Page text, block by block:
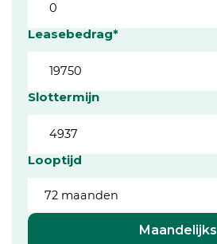
Leasebedrag*
Slottermijn
Looptijd
Maandelijks